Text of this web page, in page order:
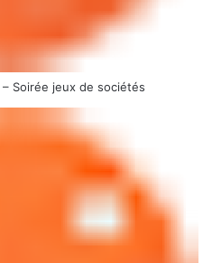
– Soirée jeux de sociétés